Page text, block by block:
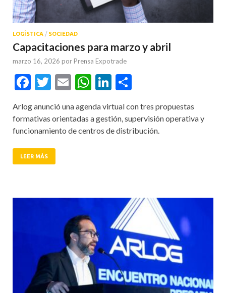
LOGÍSTICA / SOCIEDAD
Capacitaciones para marzo y abril
marzo 16, 2026 por Prensa Expotrade
Facebook
Twitter
EmailWhatsApp
LinkedIn
Arlog anunció una agenda virtual con tres propuestas
formativas orientadas a gestión, supervisión operativa y
funcionamiento de centros de distribución.
LEER MÁS